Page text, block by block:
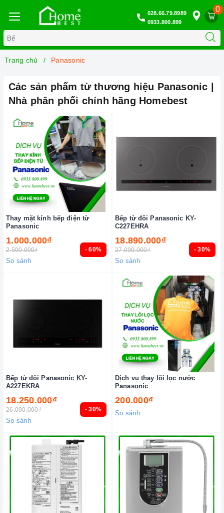
0
028.66.79.8989
0933.800.899
Trang chủ Panasonic
Các sản phẩm từ thương hiệu Panasonic |
Nhà phân phối chính hãng Homebest
- 60%
Thay mặt kính bếp điện từ
Panasonic
1.000.000₫
2.500.000₫
So sánh
- 30%
Bếp từ đôi Panasonic KY-
C227EHRA
18.890.000₫
27.090.000₫
So sánh
- 30%
Bếp từ đôi Panasonic KY-
A227EKRA
18.250.000₫
26.090.000₫
So sánh
Dịch vụ thay lõi lọc nước
Panasonic
200.000₫
So sánh